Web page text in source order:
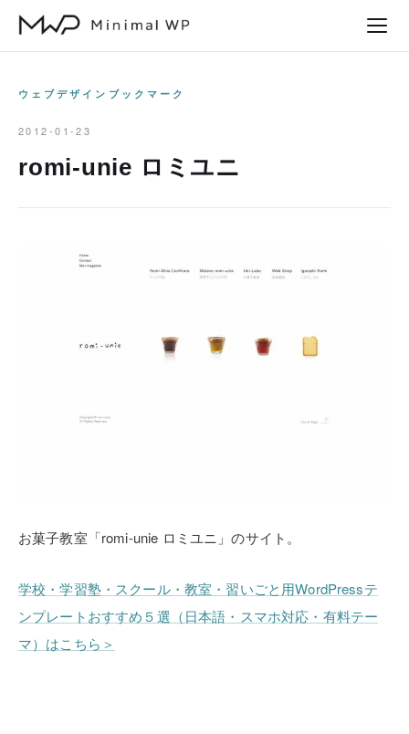
ウェブデザインブックマーク
2012-01-23
romi-unie ロミユニ
お菓子教室「romi-unie ロミユニ」のサイト。
学校・学習塾・スクール・教室・習いごと用WordPressテ
ンプレートおすすめ５選（日本語・スマホ対応・有料テー
マ）はこちら＞